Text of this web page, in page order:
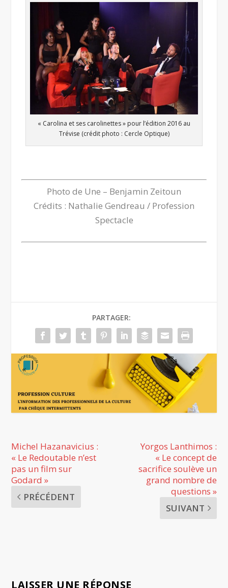
« Carolina et ses carolinettes » pour l’édition 2016 au
Trévise (crédit photo : Cercle Optique)
Photo de Une – Benjamin Zeitoun
Crédits : Nathalie Gendreau / Profession
Spectacle
PARTAGER:
Michel Hazanavicius :
« Le Redoutable n’est
pas un film sur
Godard »
PRÉCÉDENT
Yorgos Lanthimos :
« Le concept de
sacrifice soulève un
grand nombre de
questions »
SUIVANT
LAISSER UNE RÉPONSE